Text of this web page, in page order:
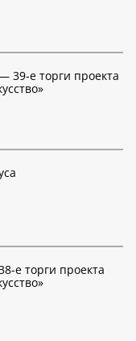
39-е торги проекта
е торги проекта